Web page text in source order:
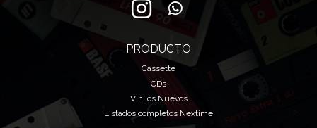
PRODUCTO
Cassette
CDs
Vinilos Nuevos
Listados completos Nextime